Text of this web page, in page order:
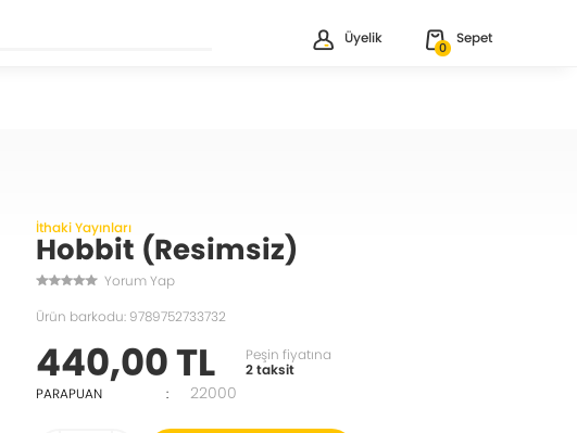
Üyelik
0
Sepet
İthaki Yayınları
Hobbit (Resimsiz)
Yorum Yap
Ürün barkodu: 9789752733732
440,00 TL
Peşin fiyatına
2 taksit
PARAPUAN
: 22000